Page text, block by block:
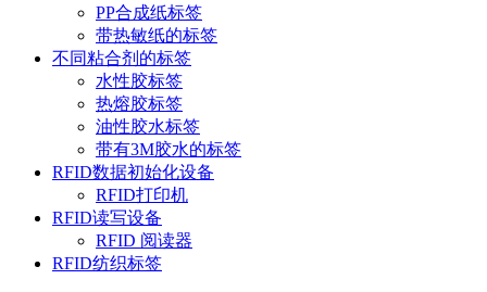
PP合成纸标签
带热敏纸的标签
不同粘合剂的标签
水性胶标签
热熔胶标签
油性胶水标签
带有3M胶水的标签
RFID数据初始化设备
RFID打印机
RFID读写设备
RFID 阅读器
RFID纺织标签